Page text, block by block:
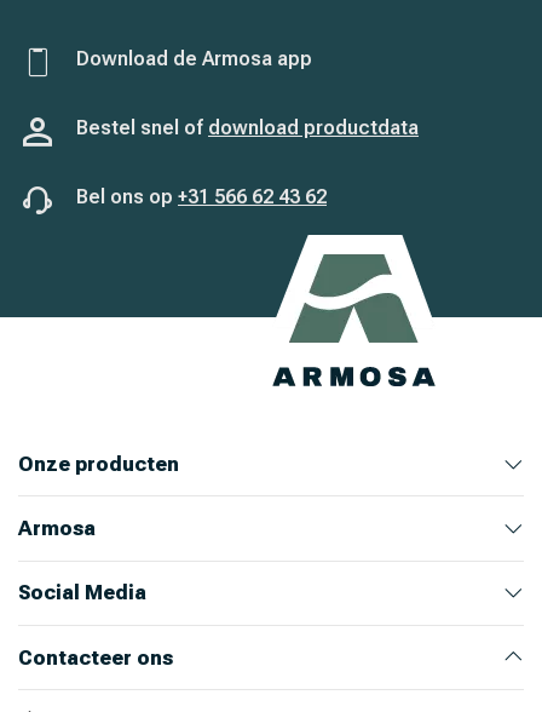
Download de Armosa app
Bestel snel of download productdata
Bel ons op +31 566 62 43 62
Onze producten
Bekijk alle producten
Armosa
Over ons
Ons team
Nieuws
Werken bij Armosa
Alle productcategorieën
Onze merken
Social Media
Instagram
LinkedIn
Facebook
Youtube
Contacteer ons